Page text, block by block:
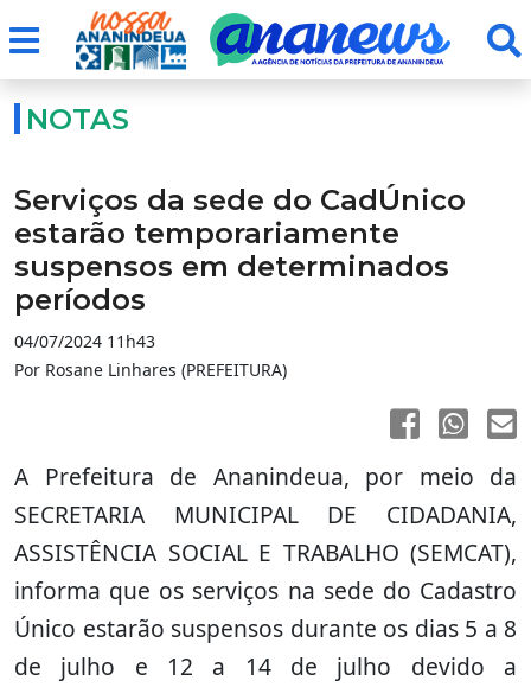
NOTAS
Serviços da sede do CadÚnico
estarão temporariamente
suspensos em determinados
períodos
04/07/2024 11h43
Por Rosane Linhares (PREFEITURA)
A Prefeitura de Ananindeua, por meio da
SECRETARIA MUNICIPAL DE CIDADANIA,
ASSISTÊNCIA SOCIAL E TRABALHO (SEMCAT),
informa que os serviços na sede do Cadastro
Único estarão suspensos durante os dias 5 a 8
de julho e 12 a 14 de julho devido a